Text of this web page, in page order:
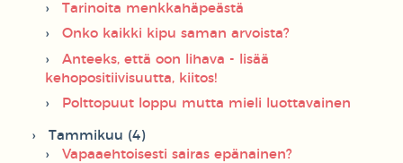
Tarinoita menkkahäpeästä
Onko kaikki kipu saman arvoista?
Anteeks, että oon lihava - lisää
kehopositiivisuutta, kiitos!
Polttopuut loppu mutta mieli luottavainen
Tammikuu (4)
Vapaaehtoisesti sairas epänainen?